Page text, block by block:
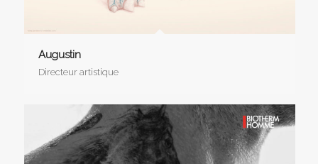
Augustin
Directeur artistique